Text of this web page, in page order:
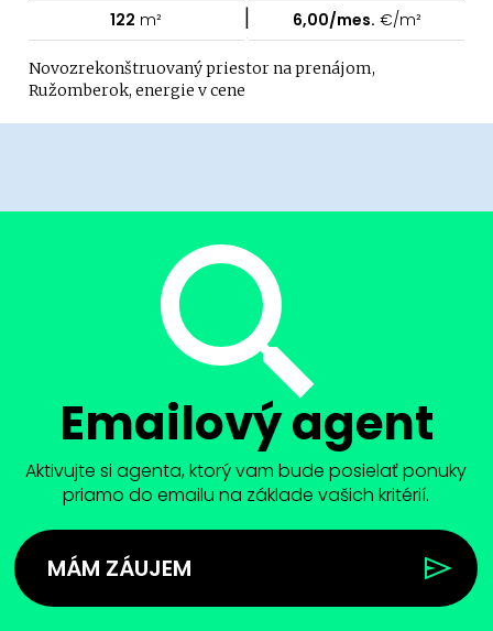
122 m² | 6,00/mes. €/m²
Novozrekonštruovaný priestor na prenájom,
Ružomberok, energie v cene
Emailový agent
Aktivujte si agenta, ktorý vam bude posielať ponuky
priamo do emailu na základe vašich kritérií.
MÁM ZÁUJEM